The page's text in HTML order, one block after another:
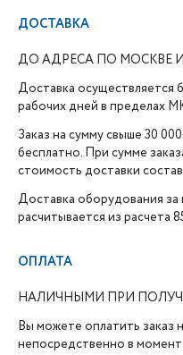
ДОСТАВКА
ДО АДРЕСА ПО МОСКВЕ
Доставка осуществляется
рабочих дней в пределах
Заказ на сумму свыше 30
бесплатно. При сумме
стоимость доставки
Доставка оборудования
расчитывается из расчета
ОПЛАТА
НАЛИЧНЫМИ ПРИ
Вы можете оплатить заказ
непосредственно в момент